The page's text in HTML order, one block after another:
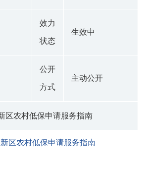
效力
状态
生效中
公开
方式
主动公开
区农村低保申请服务指南
新区农村低保申请服务指南